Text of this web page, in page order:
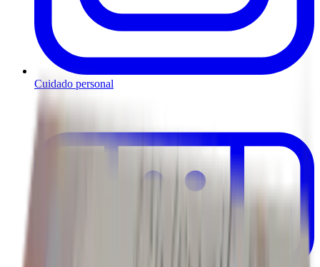
Cuidado personal